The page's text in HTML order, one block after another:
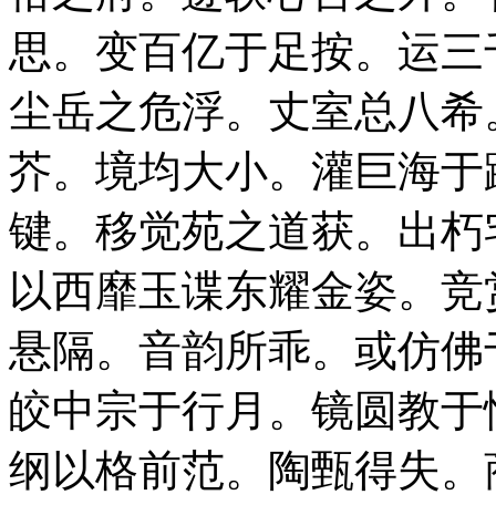
思。变百亿于足按。运
尘岳之危浮。丈室总八
芥。境均大小。灌巨海
键。移觉苑之道获。出
以西靡玉谍东耀金姿。
悬隔。音韵所乖。或仿
皎中宗于行月。镜圆教
纲以格前范。陶甄得失